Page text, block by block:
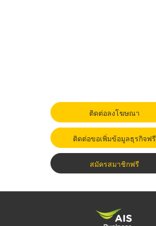
ติดต่อลงโฆษณา
ติดต่อขอเพิ่มข้อมูลธุรกิจฟรี
สมัครสมาชิกฟรี